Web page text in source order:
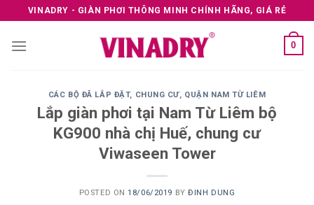
to
content
VINADRY - GIÀN PHƠI THÔNG MINH CHÍNH HÃNG, GIÁ RẺ
0
CÁC BỘ ĐÃ LẮP ĐẶT, CHUNG CƯ, QUẬN NAM TỪ LIÊM
Lắp giàn phơi tại Nam Từ Liêm bộ
KG900 nhà chị Huế, chung cư
Viwaseen Tower
POSTED ON18/06/2019 BYĐINH DUNG